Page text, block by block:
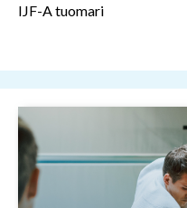
IJF-A tuomari